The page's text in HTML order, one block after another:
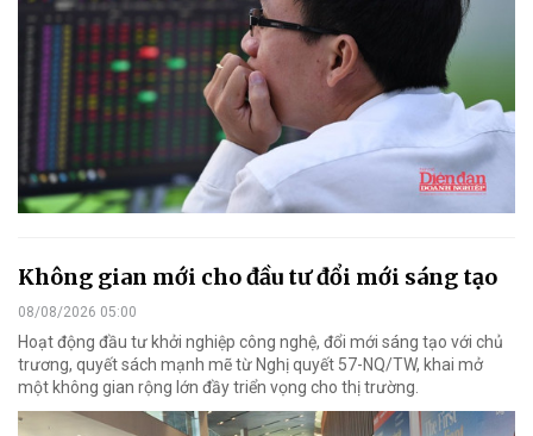
Không gian mới cho đầu tư đổi mới sáng tạo
08/08/2026 05:00
Hoạt động đầu tư khởi nghiệp công nghệ, đổi mới sáng tạo với chủ
trương, quyết sách mạnh mẽ từ Nghị quyết 57-NQ/TW, khai mở
một không gian rộng lớn đầy triển vọng cho thị trường.